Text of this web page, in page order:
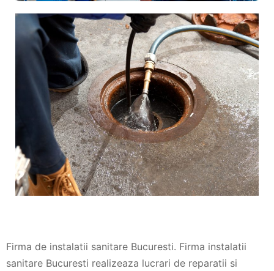
Firma de instalatii sanitare Bucuresti. Firma instalatii
sanitare Bucuresti realizeaza lucrari de reparatii si